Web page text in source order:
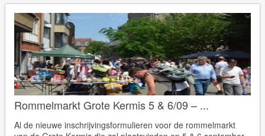
Rommelmarkt Grote Kermis 5 & 6/09 – ...
Al de nieuwe inschrijvingsformulieren voor de rommelmarkt